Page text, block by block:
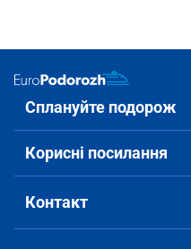
Сплануйте подорож
Корисні посилання
Контакт